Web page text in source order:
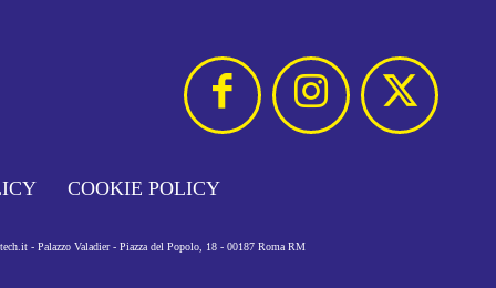
COOKIE POLICY
- Palazzo Valadier - Piazza del Popolo, 18 - 00187 Roma RM